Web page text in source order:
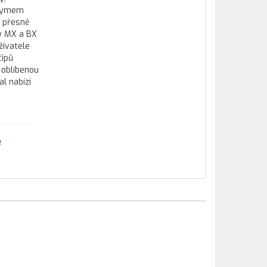
a BX
nabízí